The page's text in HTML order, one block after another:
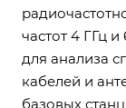
частот 4 ГГц
для анализа
кабелей и
базовых